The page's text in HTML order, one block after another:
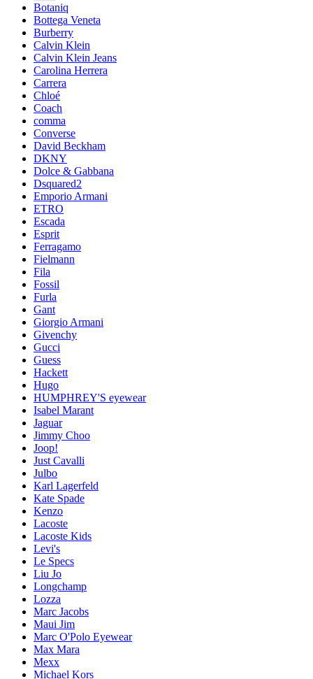
Botaniq
Bottega Veneta
Burberry
Calvin Klein
Calvin Klein Jeans
Carolina Herrera
Carrera
Chloé
Coach
comma
Converse
David Beckham
DKNY
Dolce & Gabbana
Dsquared2
Emporio Armani
ETRO
Escada
Esprit
Ferragamo
Fielmann
Fila
Fossil
Furla
Gant
Giorgio Armani
Givenchy
Gucci
Guess
Hackett
Hugo
HUMPHREY'S eyewear
Isabel Marant
Jaguar
Jimmy Choo
Joop!
Just Cavalli
Julbo
Karl Lagerfeld
Kate Spade
Kenzo
Lacoste
Lacoste Kids
Levi's
Le Specs
Liu Jo
Longchamp
Lozza
Marc Jacobs
Maui Jim
Marc O'Polo Eyewear
Max Mara
Mexx
Michael Kors